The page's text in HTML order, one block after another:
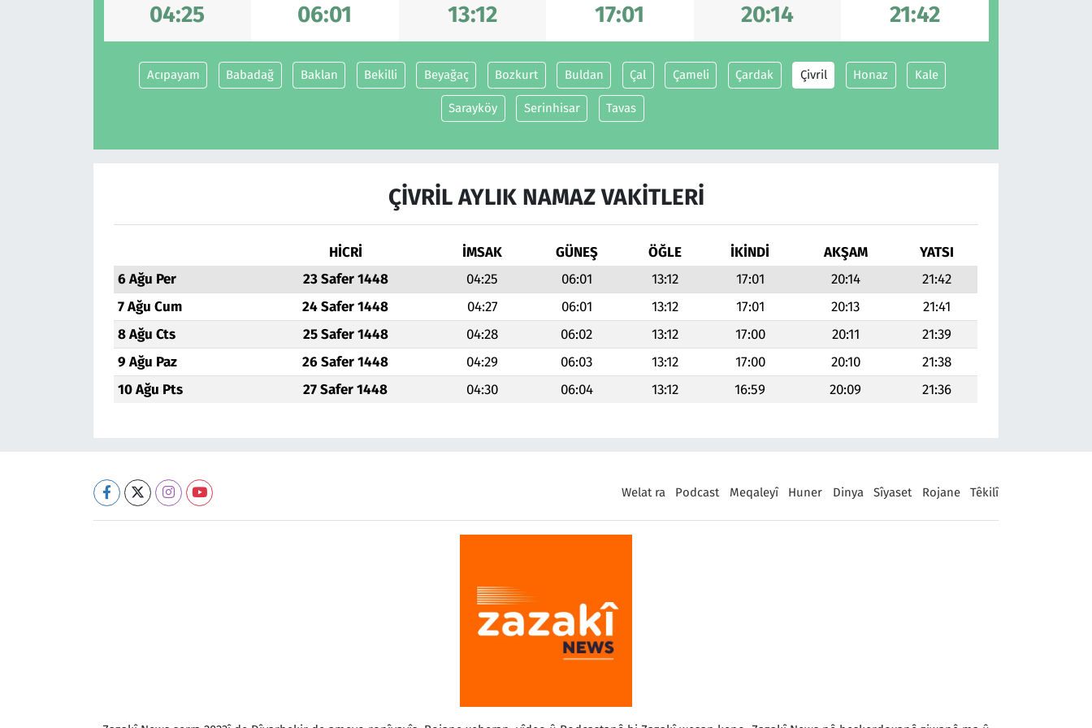
04:25 06:01 13:12 17:01 20:14 21:42
Acıpayam Babadağ Baklan Bekilli Beyağaç Bozkurt Buldan Çal Çameli Çardak Çivril Honaz Kale
Sarayköy Serinhisar Tavas
ÇIVRIL AYLIK NAMAZ VAKITLERI
HİCRİ İMSAK GÜNEŞ ÖĞLE İKINDI AKŞAM
YATSI
6 Ağu Per
23 Safer 1448 04:25 06:01 13:12 17:01 20:14
21:42
7 Ağu Cum
24 Safer 1448 04:27 06:01 13:12 17:01 20:13
21:41
8 Ağu Cts
25 Safer 1448 04:28 06:02 13:12 17:00 20:11
21:39
9 Ağu Paz
26 Safer 1448 04:29 06:03 13:12 17:00 20:10
21:38
10 Ağu Pts
27 Safer 1448 04:30 06:04 13:12 16:59 20:09 21:36
Welat ra Podcast Meqaleyî Huner Dinya Sîyaset Rojane Têkilî